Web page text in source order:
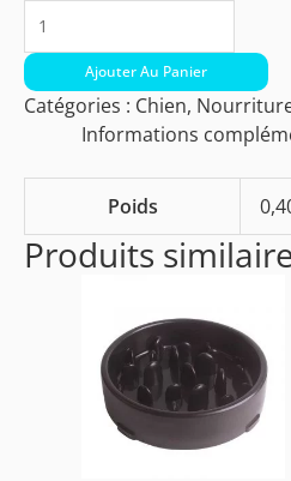
Ajouter Au Panier
Catégories : Chien,
Informations
Poids
Produits
produit
a
plusieurs
variations.